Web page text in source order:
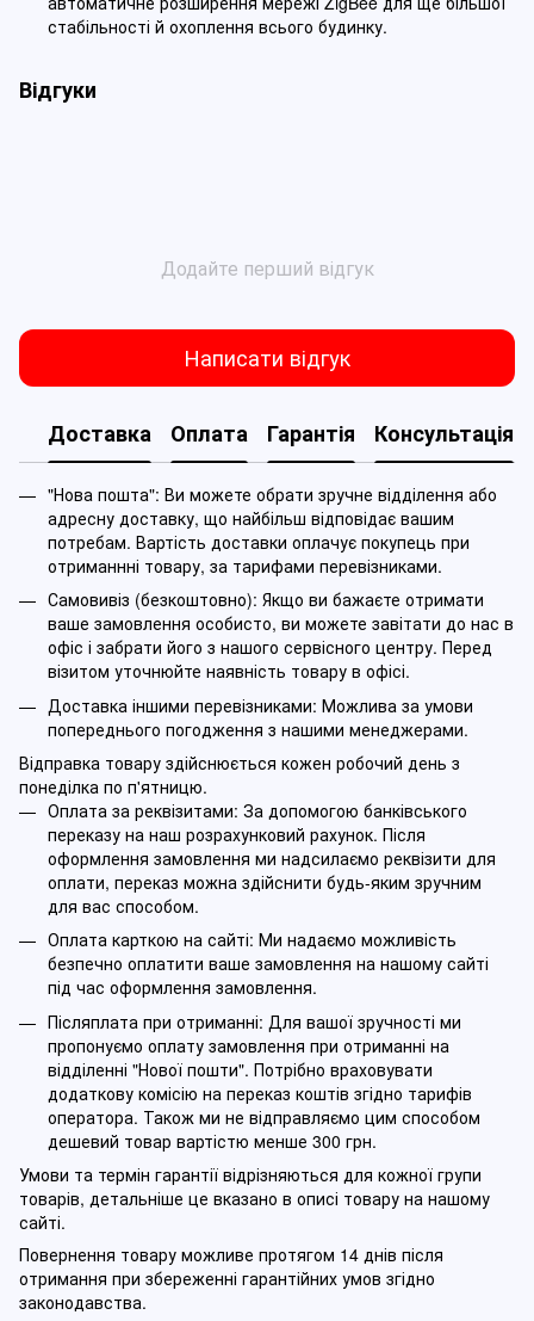
стабільності й охоплення всього будинку.
Відгуки
Додайте перший відгук
Написати відгук
Доставка Оплата Гарантія Консультація
"Нова пошта": Ви можете обрати зручне відділення або
адресну доставку, що найбільш відповідає вашим
потребам. Вартість доставки оплачує покупець при
отриманнні товару, за тарифами перевізниками.
Самовивіз (безкоштовно): Якщо ви бажаєте отримати
ваше замовлення особисто, ви можете завітати до нас в
офіс і забрати його з нашого сервісного центру. Перед
візитом уточнюйте наявність товару в офісі.
Доставка іншими перевізниками: Можлива за умови
попереднього погодження з нашими менеджерами.
Відправка товару здійснюється кожен робочий день з
понеділка по п'ятницю.
Оплата за реквізитами: За допомогою банківського
переказу на наш розрахунковий рахунок. Після
оформлення замовлення ми надсилаємо реквізити для
оплати, переказ можна здійснити будь-яким зручним
для вас способом.
Оплата карткою на сайті: Ми надаємо можливість
безпечно оплатити ваше замовлення на нашому сайті
під час оформлення замовлення.
Післяплата при отриманні: Для вашої зручності ми
пропонуємо оплату замовлення при отриманні на
відділенні "Нової пошти". Потрібно враховувати
додаткову комісію на переказ коштів згідно тарифів
оператора. Також ми не відправляємо цим способом
дешевий товар вартістю менше 300 грн.
Умови та термін гарантії відрізняються для кожної групи
товарів, детальніше це вказано в описі товару на нашому
сайті.
Повернення товару можливе протягом 14 днів після
отримання при збереженні гарантійних умов згідно
законодавства.